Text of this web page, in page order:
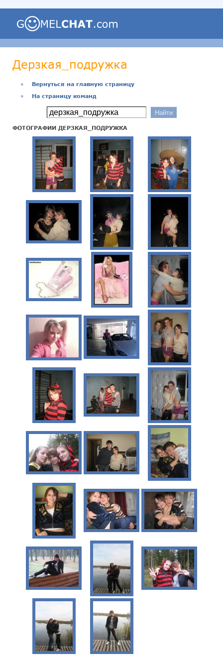
Дерзкая_подружка
●
Вернуться на главную страницу
●
На страницу команд
ФОТОГРАФИИ ДЕРЗКАЯ_ПОДРУЖКА